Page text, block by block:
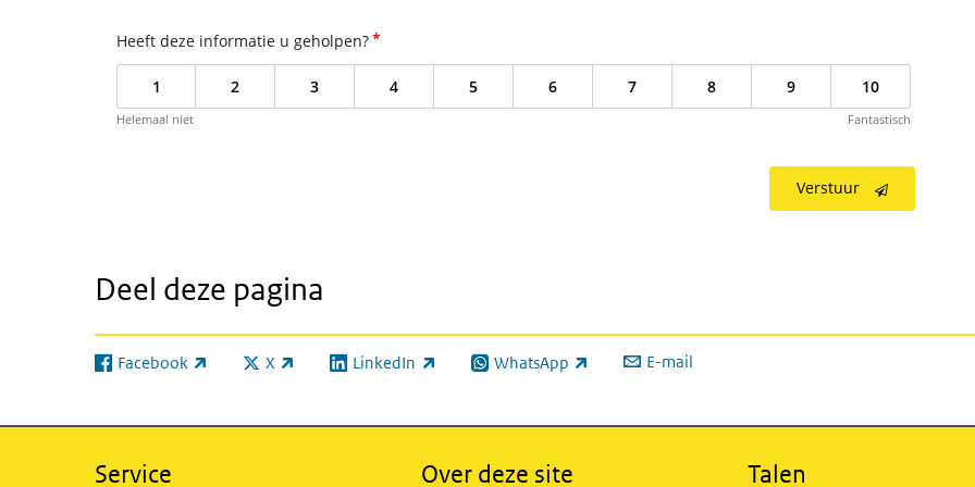
Heeft deze informatie u geholpen?*
1 2 3 4 5 6 7 8 9 10
Helemaal niet Fantastisch
Verstuur
Deel deze pagina
Facebook
(externe link) X
(externe link) LinkedIn
(externe link) WhatsApp
(externe link) E-mail
Service Over deze site Talen